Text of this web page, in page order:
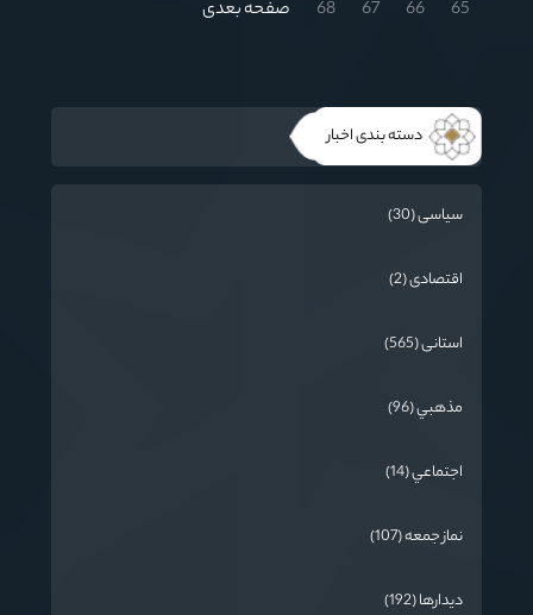
65
66
67
68 صفحه بعدی
دسته بندی اخبار
سیاسی (30)
اقتصادی (2)
استانی (565)
مذهبي (96)
اجتماعي (14)
نماز جمعه (107)
دیدارها (192)